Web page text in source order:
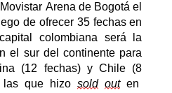
Arena de Bogotá el
de ofrecer 35 fechas en
colombiana será la
el sur del continente para
(12 fechas) y Chile (8
las que hizo sold outen